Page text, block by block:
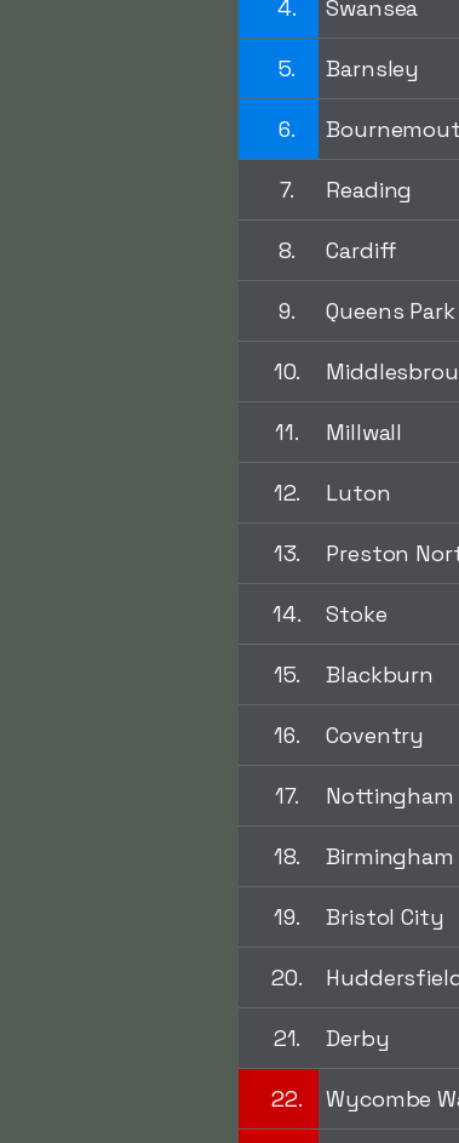
4. Swansea
5. Barnsley
6.
7. Reading
8. Cardiff
9. Queens
10.
11. Millwall
12. Luton
13. Preston
14. Stoke
15. Blackburn
16. Coventry
17. Nottingham
18. Birmingham
19. Bristol City
20.
21. Derby
22. Wycombe